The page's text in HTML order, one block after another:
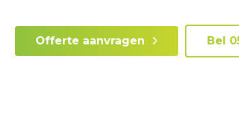
Offerte aanvragen Bel